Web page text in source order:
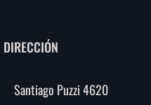
DIRECCIÓN
Santiago Puzzi 4620